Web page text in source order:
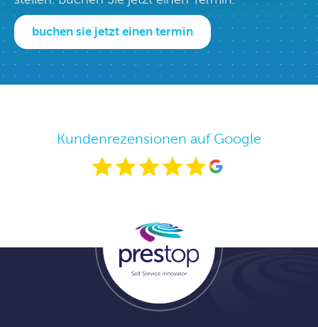
buchen sie jetzt einen termin
Kundenrezensionen auf Google